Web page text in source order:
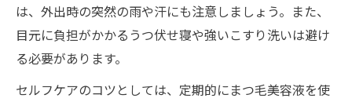
は、外出時の突然の雨や汗にも注意しましょう。また、
目元に負担がかかるうつ伏せ寝や強いこすり洗いは避け
る必要があります。
セルフケアのコツとしては、定期的にまつ毛美容液を使